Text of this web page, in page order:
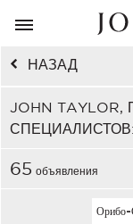
НАЗАД
JOHN
65 объявления
Орибо-